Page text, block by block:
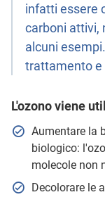
infatti essere
carboni attivi,
alcuni
trattamento e
L'ozono viene
Aumentare la
biologico:
molecole non
Decolorare le